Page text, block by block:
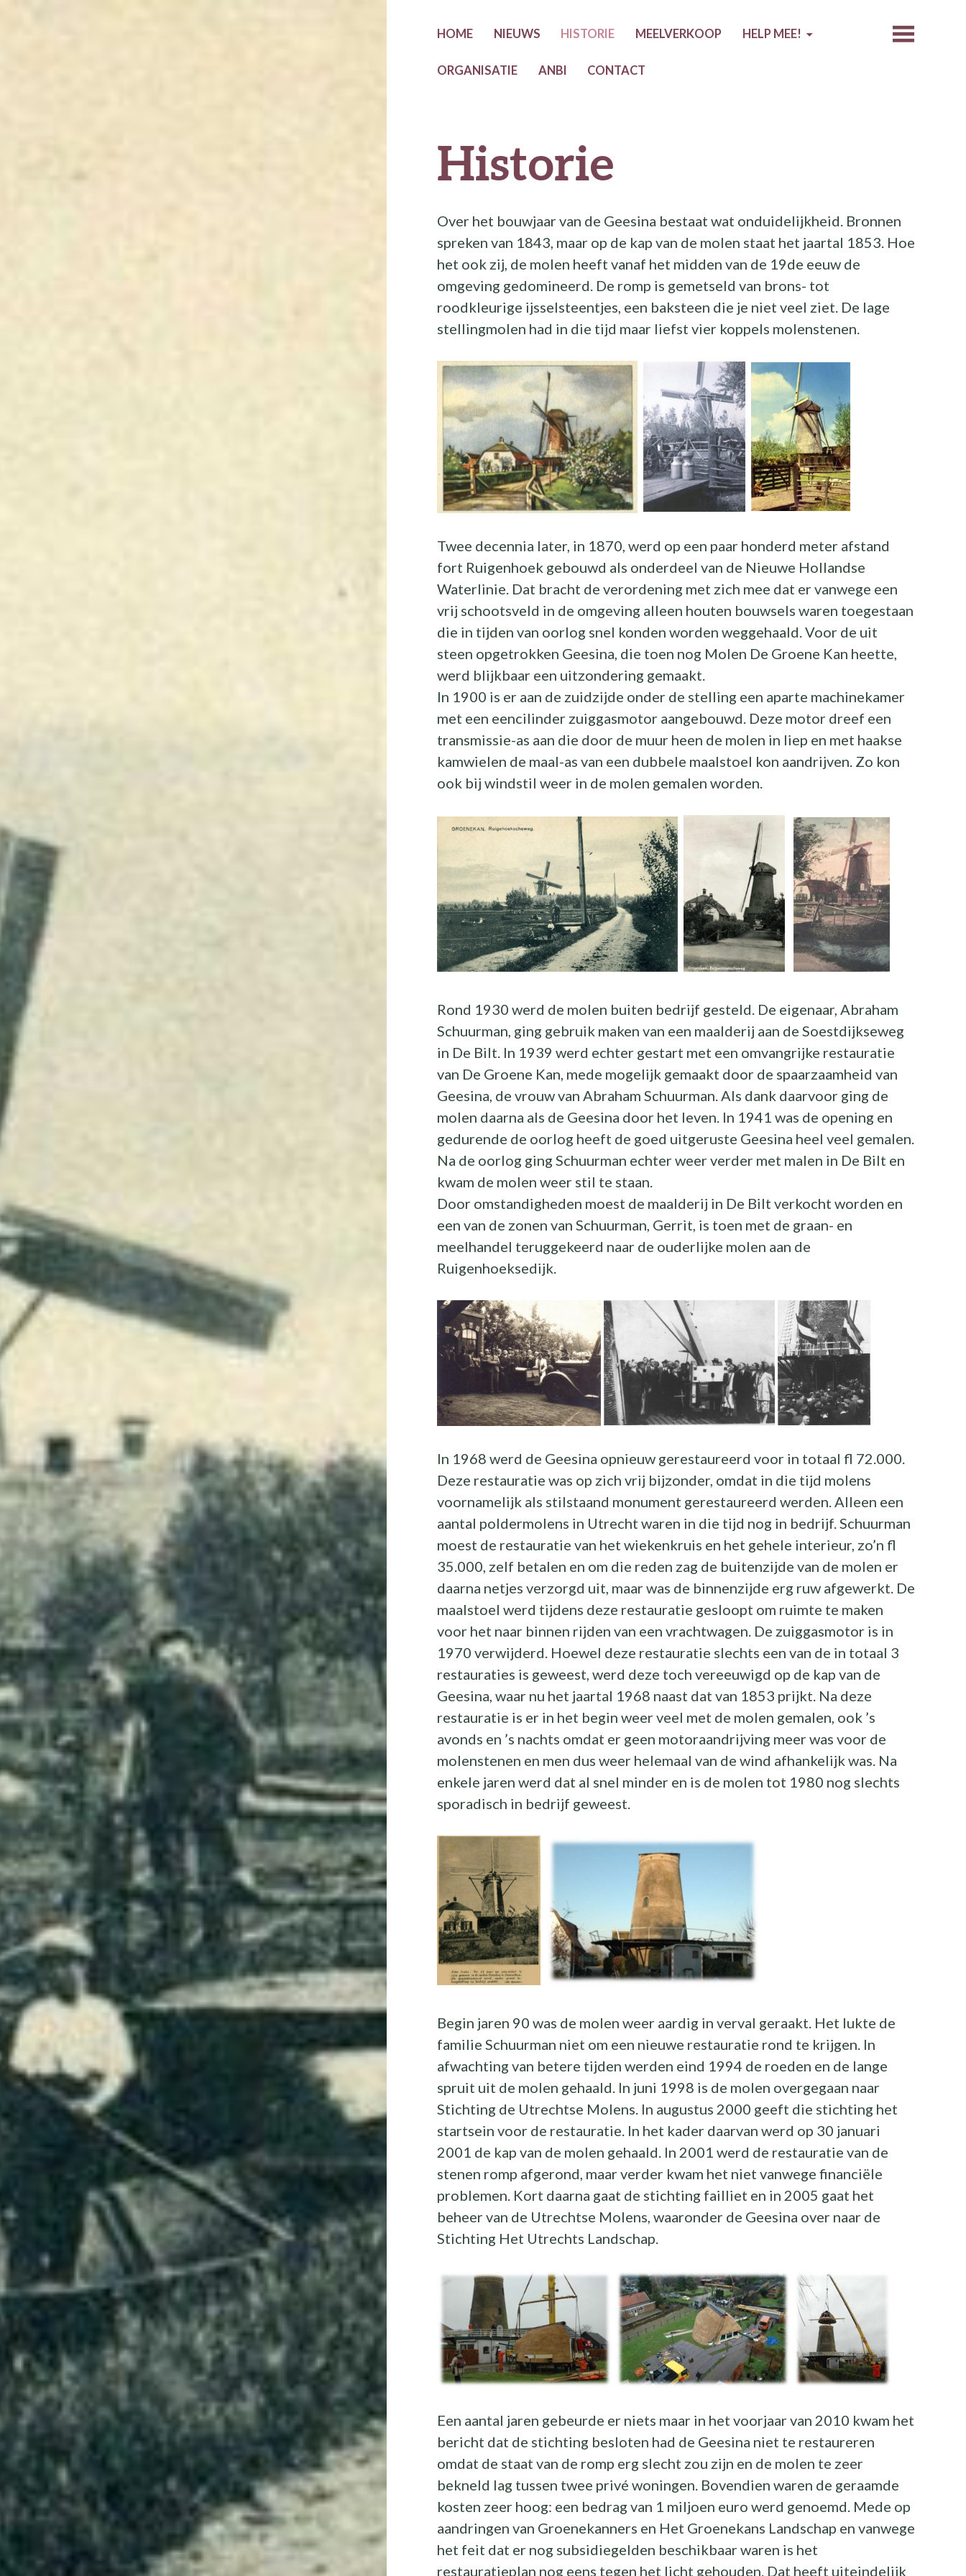
HOME NIEUWS HISTORIE MEELVERKOOP HELP MEE!
ORGANISATIE ANBI CONTACT
Historie
Over het bouwjaar van de Geesina bestaat wat onduidelijkheid. Bronnen
spreken van 1843, maar op de kap van de molen staat het jaartal 1853. Hoe
het ook zij, de molen heeft vanaf het midden van de 19de eeuw de
omgeving gedomineerd. De romp is gemetseld van brons- tot
roodkleurige ijsselsteentjes, een baksteen die je niet veel ziet. De lage
stellingmolen had in die tijd maar liefst vier koppels molenstenen.
Twee decennia later, in 1870, werd op een paar honderd meter afstand
fort Ruigenhoek gebouwd als onderdeel van de Nieuwe Hollandse
Waterlinie. Dat bracht de verordening met zich mee dat er vanwege een
vrij schootsveld in de omgeving alleen houten bouwsels waren toegestaan
die in tijden van oorlog snel konden worden weggehaald. Voor de uit
steen opgetrokken Geesina, die toen nog Molen De Groene Kan heette,
werd blijkbaar een uitzondering gemaakt.
In 1900 is er aan de zuidzijde onder de stelling een aparte machinekamer
met een eencilinder zuiggasmotor aangebouwd. Deze motor dreef een
transmissie-as aan die door de muur heen de molen in liep en met haakse
kamwielen de maal-as van een dubbele maalstoel kon aandrijven. Zo kon
ook bij windstil weer in de molen gemalen worden.
Rond 1930 werd de molen buiten bedrijf gesteld. De eigenaar, Abraham
Schuurman, ging gebruik maken van een maalderij aan de Soestdijkseweg
in De Bilt. In 1939 werd echter gestart met een omvangrijke restauratie
van De Groene Kan, mede mogelijk gemaakt door de spaarzaamheid van
Geesina, de vrouw van Abraham Schuurman. Als dank daarvoor ging de
molen daarna als de Geesina door het leven. In 1941 was de opening en
gedurende de oorlog heeft de goed uitgeruste Geesina heel veel gemalen.
Na de oorlog ging Schuurman echter weer verder met malen in De Bilt en
kwam de molen weer stil te staan.
Door omstandigheden moest de maalderij in De Bilt verkocht worden en
een van de zonen van Schuurman, Gerrit, is toen met de graan- en
meelhandel teruggekeerd naar de ouderlijke molen aan de
Ruigenhoeksedijk.
In 1968 werd de Geesina opnieuw gerestaureerd voor in totaal fl 72.000.
Deze restauratie was op zich vrij bijzonder, omdat in die tijd molens
voornamelijk als stilstaand monument gerestaureerd werden. Alleen een
aantal poldermolens in Utrecht waren in die tijd nog in bedrijf. Schuurman
moest de restauratie van het wiekenkruis en het gehele interieur, zo’n fl
35.000, zelf betalen en om die reden zag de buitenzijde van de molen er
daarna netjes verzorgd uit, maar was de binnenzijde erg ruw afgewerkt. De
maalstoel werd tijdens deze restauratie gesloopt om ruimte te maken
voor het naar binnen rijden van een vrachtwagen. De zuiggasmotor is in
1970 verwijderd. Hoewel deze restauratie slechts een van de in totaal 3
restauraties is geweest, werd deze toch vereeuwigd op de kap van de
Geesina, waar nu het jaartal 1968 naast dat van 1853 prijkt. Na deze
restauratie is er in het begin weer veel met de molen gemalen, ook ’s
avonds en ’s nachts omdat er geen motoraandrijving meer was voor de
molenstenen en men dus weer helemaal van de wind afhankelijk was. Na
enkele jaren werd dat al snel minder en is de molen tot 1980 nog slechts
sporadisch in bedrijf geweest.
Begin jaren 90 was de molen weer aardig in verval geraakt. Het lukte de
familie Schuurman niet om een nieuwe restauratie rond te krijgen. In
afwachting van betere tijden werden eind 1994 de roeden en de lange
spruit uit de molen gehaald. In juni 1998 is de molen overgegaan naar
Stichting de Utrechtse Molens. In augustus 2000 geeft die stichting het
startsein voor de restauratie. In het kader daarvan werd op 30 januari
2001 de kap van de molen gehaald. In 2001 werd de restauratie van de
stenen romp afgerond, maar verder kwam het niet vanwege financiële
problemen. Kort daarna gaat de stichting failliet en in 2005 gaat het
beheer van de Utrechtse Molens, waaronder de Geesina over naar de
Stichting Het Utrechts Landschap.
Een aantal jaren gebeurde er niets maar in het voorjaar van 2010 kwam het
bericht dat de stichting besloten had de Geesina niet te restaureren
omdat de staat van de romp erg slecht zou zijn en de molen te zeer
bekneld lag tussen twee privé woningen. Bovendien waren de geraamde
kosten zeer hoog: een bedrag van 1 miljoen euro werd genoemd. Mede op
aandringen van Groenekanners en Het Groenekans Landschap en vanwege
het feit dat er nog subsidiegelden beschikbaar waren is het
restauratieplan nog eens tegen het licht gehouden. Dat heeft uiteindelijk